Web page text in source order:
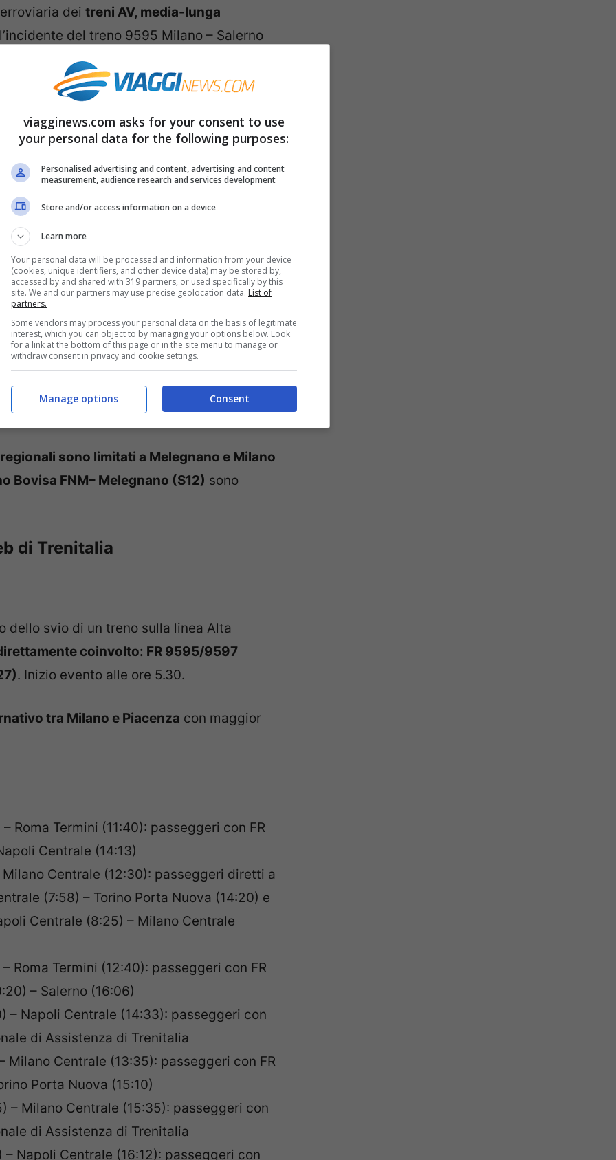
dei treni AV, media-lunga
del treno 9595 Milano – Salerno
percorrono la linea convenzionale fra
a 60 minuti. Previste anche limitazioni di
è
è consultabile sui siti web delle Imprese
arrivano e partono da Milano Porta
iregionali arrivano e partono da
Centrale.
sono limitati a Melegnano e Milano
Bovisa FNM– Melegnano (S12) sono
di Trenitalia
dello svio di un treno sulla linea Alta
coinvolto: FR 9595/9597
. Inizio evento alle ore 5.30.
tra Milano e Piacenza con maggior
Roma Termini (11:40): passeggeri con FR
Centrale (14:13)
Centrale (12:30): passeggeri diretti a
(7:58) – Torino Porta Nuova (14:20) e
Centrale (8:25) – Milano Centrale
Roma Termini (12:40): passeggeri con FR
– Salerno (16:06)
– Napoli Centrale (14:33): passeggeri con
di Assistenza di Trenitalia
Milano Centrale (13:35): passeggeri con FR
Porta Nuova (15:10)
– Milano Centrale (15:35): passeggeri con
di Assistenza di Trenitalia
– Napoli Centrale (16:12): passeggeri con
viagginews.com asks for your consent to use
your personal data for the following purposes:
Personalised advertising and content, advertising and content
measurement, audience research and services development
Store and/or access information on a device
Learn more
Your personal data will be processed and information from your device
(cookies, unique identifiers, and other device data) may be stored by,
accessed by and shared with 319 partners, or used specifically by this
site. We and our partners may use precise geolocation data. List of
partners.
Some vendors may process your personal data on the basis of legitimate
interest, which you can object to by managing your options below. Look
for a link at the bottom of this page or in the site menu to manage or
withdraw consent in privacy and cookie settings.
Consent
Manage options